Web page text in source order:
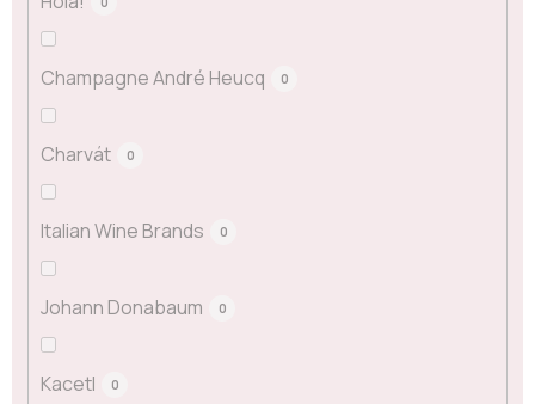
Champagne André Heucq 0
Charvát 0
Italian Wine Brands 0
Johann Donabaum 0
Kacetl 0